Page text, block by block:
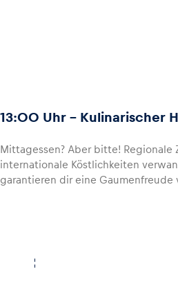
13:00 Uhr - Kulinarischer
Mittagessen? Aber bitte! Regionale
internationale Köstlichkeiten
garantieren dir eine Gaumenfreude